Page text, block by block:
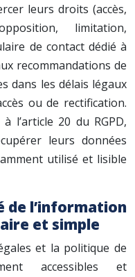
leurs droits (accès,
limitation,
de contact dédié à
recommandations de
dans les délais légaux
ou de rectification.
l’article 20 du RGPD,
leurs données
utilisé et lisible
de l’information
et simple
et la politique de
accessibles et